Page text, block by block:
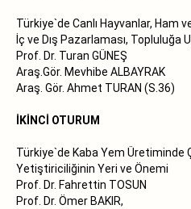
Türkiye`de Canlı Hayvanlar, Ham
İç ve Dış Pazarlaması, Topluluğa
Prof. Dr. Turan GÜNEŞ
Araş.Gör. Mevhibe ALBAYRAK
Araş. Gör. Ahmet TURAN (S.36)
İKİNCİ OTURUM
Türkiye`de Kaba Yem Üretiminde
Yetiştiriciliğinin Yeri ve Önemi
Prof. Dr. Fahrettin TOSUN
Prof. Dr. Ömer BAKIR,